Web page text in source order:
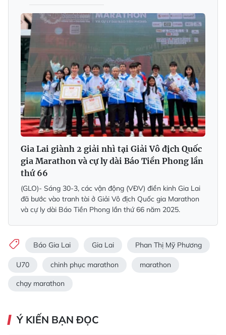
Gia Lai giành 2 giải nhì tại Giải Vô địch Quốc
gia Marathon và cự ly dài Báo Tiền Phong lần
thứ 66
(GLO)- Sáng 30-3, các vận động (VĐV) điền kinh Gia Lai
đã bước vào tranh tài ở Giải Vô địch Quốc gia Marathon
và cự ly dài Báo Tiền Phong lần thứ 66 năm 2025.
Báo Gia Lai Gia Lai Phan Thị Mỹ Phương
U70 chinh phục marathon marathon
chạy marathon
Ý KIẾN BẠN ĐỌC